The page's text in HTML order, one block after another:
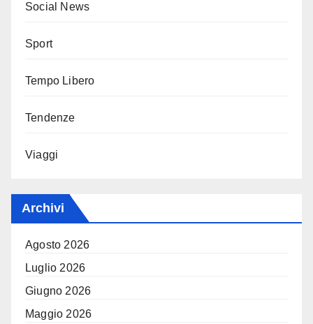
Social News
Sport
Tempo Libero
Tendenze
Viaggi
Archivi
Agosto 2026
Luglio 2026
Giugno 2026
Maggio 2026